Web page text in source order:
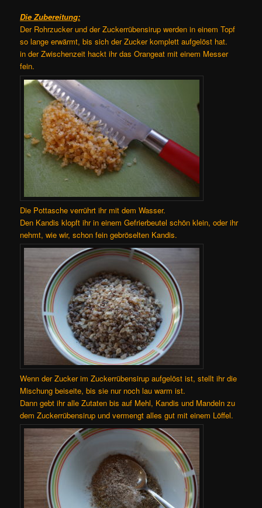
Die Zubereitung:
Der Rohrzucker und der Zuckerrübensirup werden in einem Topf
so lange erwärmt, bis sich der Zucker komplett aufgelöst hat.
in der Zwischenzeit hackt ihr das Orangeat mit einem Messer
fein.
Die Pottasche verrührt ihr mit dem Wasser.
Den Kandis klopft ihr in einem Gefrierbeutel schön klein, oder ihr
nehmt, wie wir, schon fein gebröselten Kandis.
Wenn der Zucker im Zuckerrübensirup aufgelöst ist, stellt ihr die
Mischung beiseite, bis sie nur noch lau warm ist.
Dann gebt ihr alle Zutaten bis auf Mehl, Kandis und Mandeln zu
dem Zuckerrübensirup und vermengt alles gut mit einem Löffel.